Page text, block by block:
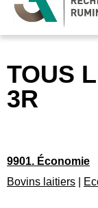
TOUS
3R
9901. Économie
Bovins laitiers